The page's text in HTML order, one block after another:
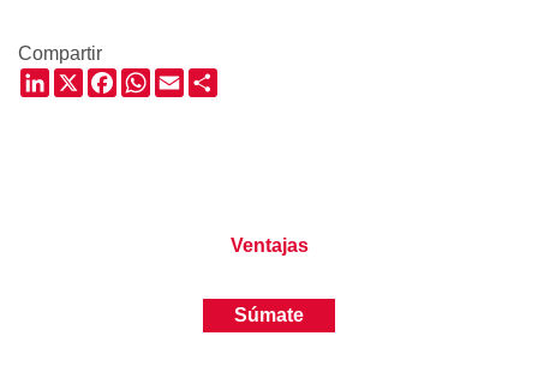
Compartir
LinkedIn
X Facebook
WhatsApp
Email
Ventajas
Súmate